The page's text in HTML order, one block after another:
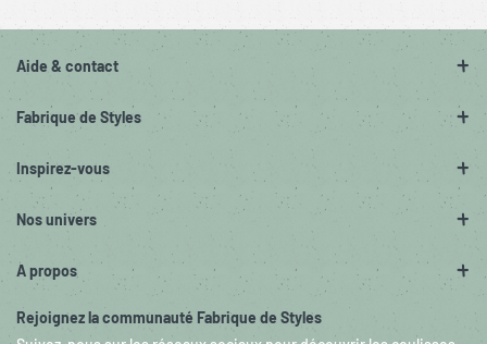
Aide & contact
Fabrique de Styles
Inspirez-vous
Nos univers
A propos
Rejoignez la communauté Fabrique de Styles